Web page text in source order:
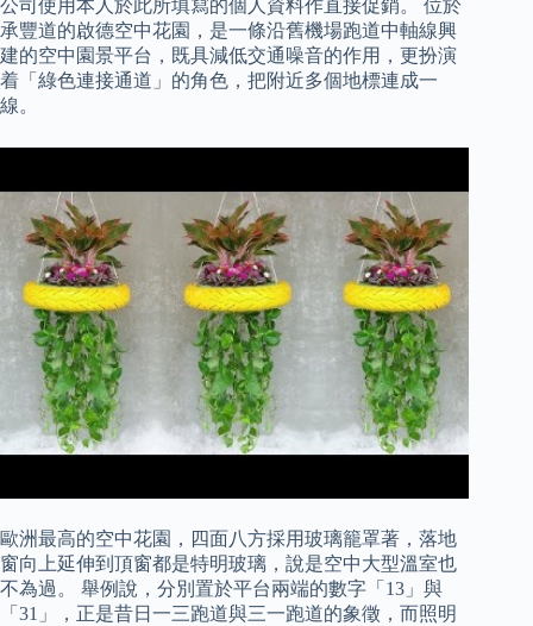
公司使用本人於此所填寫的個人資料作直接促銷。 位於
承豐道的啟德空中花園，是一條沿舊機場跑道中軸線興
建的空中園景平台，既具減低交通噪音的作用，更扮演
着「綠色連接通道」的角色，把附近多個地標連成一
線。
歐洲最高的空中花園，四面八方採用玻璃籠罩著，落地
窗向上延伸到頂窗都是特明玻璃，說是空中大型溫室也
不為過。 舉例說，分別置於平台兩端的數字「13」與
「31」，正是昔日一三跑道與三一跑道的象徵，而照明